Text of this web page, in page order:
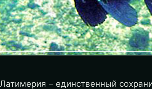
Латимерия – единственный